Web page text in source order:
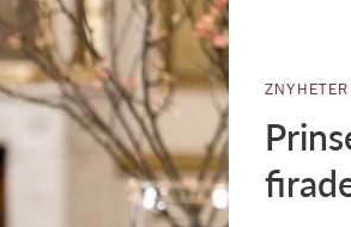
ZNYHETER